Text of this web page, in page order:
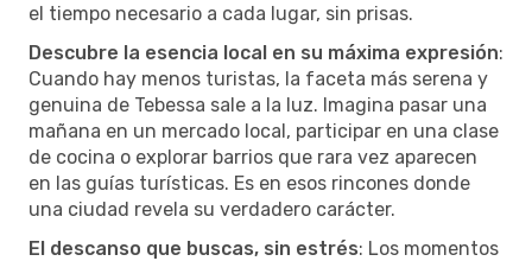
el tiempo necesario a cada lugar, sin prisas.
Descubre la esencia local en su máxima expresión:
Cuando hay menos turistas, la faceta más serena y
genuina de Tebessa sale a la luz. Imagina pasar una
mañana en un mercado local, participar en una clase
de cocina o explorar barrios que rara vez aparecen
en las guías turísticas. Es en esos rincones donde
una ciudad revela su verdadero carácter.
El descanso que buscas, sin estrés: Los momentos